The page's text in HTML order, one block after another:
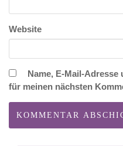
Website
Name, E-Mail-
für meinen nächsten